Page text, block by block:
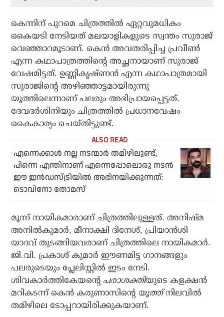
കെന്നിന് പുറമെ ചിത്രത്തില്‍ ഏറ്റവുമധികം
കൈയടി നേടിയത് മലയാളികളുടെ സ്വന്തം സുരാജ്
വെഞ്ഞാറമൂടാണ്. കെന്‍ അവതരിപ്പിച്ച പ്രവീണ്‍
എന്ന കഥാപാത്രത്തിന്റെ അച്ഛനായാണ് സുരാജ്
വേഷമിട്ടത്. ഉണ്ണികൃഷ്ണന്‍ എന്ന കഥാപാത്രമായി
സുരാജിന്റെ അഴിഞ്ഞാട്ടമായിരുന്നു
യൂത്തിലെന്നാണ് പലരും അഭിപ്രായപ്പെട്ടത്.
ദേവദര്‍ശിനിയും ചിത്രത്തില്‍ പ്രധാനവേഷം
കൈകാര്യം ചെയ്തിട്ടുണ്ട്.
എന്നെക്കാള്‍ നല്ല നടന്മാര്‍ തമിഴിലുണ്ട്,
പിന്നെ എന്തിനാണ് എന്നെപ്പോലൊരു നടന്‍
ഈ ഇന്‍ഡസ്ട്രിയില്‍ അഭിനയിക്കുന്നത്:
ടൊവിനോ തോമസ്
മൂന്ന് നായികമാരാണ് ചിത്രത്തിലുള്ളത്. അനിഷ്മ
അനില്‍കുമാര്‍, മീനാക്ഷി ദിനേശ്, പ്രിയാന്‍ശി
യാദവ് തുടങ്ങിയവരാണ് ചിത്രത്തിലെ നായികമാര്‍.
ജി.വി. പ്രകാശ് കുമാര്‍ ഈണമിട്ട ഗാനങ്ങളും
പലരുടെയും പ്ലേലിസ്റ്റില്‍ ഇടം നേടി.
ശിവകാര്‍ത്തികേയന്റെ പരാശക്തിയുടെ കളക്ഷന്‍
മറികടന്ന് കെന്‍ കരുണാസിന്റെ യൂത്ത്നിലവില്‍
തമിഴിലെ ടോപ്പറായിരിക്കുകയാണ്.